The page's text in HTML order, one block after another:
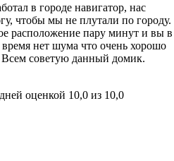
в городе навигатор, нас
чтобы мы не плутали по городу.
расположение пару минут и вы в
нет шума что очень хорошо
советую данный домик.
оценкой 10,0 из 10,0